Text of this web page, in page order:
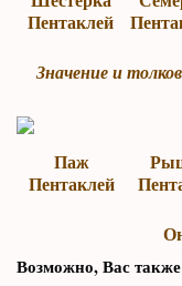
Пентаклей
Значение и
Паж
Пентаклей
Возможно, Вас также